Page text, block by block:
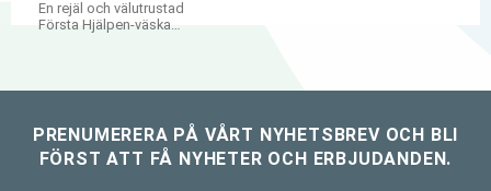
En rejäl och välutrustad
Första Hjälpen-väska
miljöer.
PRENUMERERA PÅ VÅRT NYHETSBREV OCH BLI
FÖRST ATT FÅ NYHETER OCH ERBJUDANDEN.